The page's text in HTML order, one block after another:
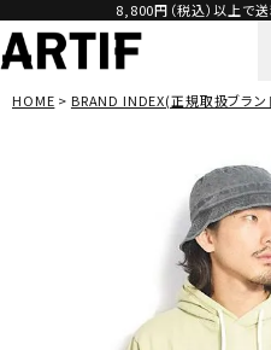
8,800円（税込）以上で
HOME BRAND INDEX(正規取扱ブラン